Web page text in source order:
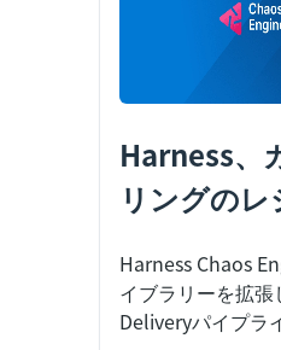
Harness、
リングの
化
Harness Chaos
イブラリーを拡
Deliveryパイプラ